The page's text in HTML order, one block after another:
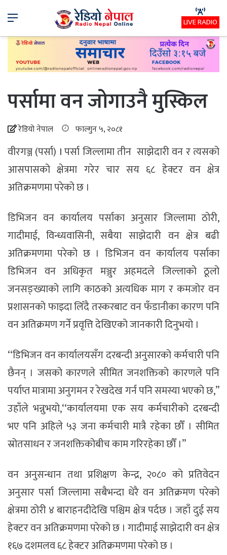
Menu LIVE RADIO
पर्सामा वन जोगाउनै मुस्किल
रेडियो नेपाल फाल्गुन ५, २०८१
वीरगञ्ज (पर्सा) I पर्सा जिल्लामा तीन साझेदारी वन र त्यसको
आसपासको क्षेत्रमा गरेर चार सय ६८ हेक्टर वन क्षेत्र
अतिक्रमणमा परेको छ ।
डिभिजन वन कार्यालय पर्साका अनुसार जिल्लामा ठोरी,
गादीमाई, विन्ध्यवासिनी, सबैया साझेदारी वन क्षेत्र बढी
अतिक्रमणमा परेको छ । डिभिजन वन कार्यालय पर्साका
डिभिजन वन अधिकृत मञ्जुर अहमदले जिल्लाको ठूलो
जनसङ्ख्याको लागि काठको अत्यधिक माग र कमजोर वन
प्रशासनको फाइदा लिँदै तस्करबाट वन फँडानीका कारण पनि
वन अतिक्रमण गर्ने प्रवृत्ति देखिएको जानकारी दिनुभयो ।
‘‘डिभिजन वन कार्यालयसँग दरबन्दी अनुसारको कर्मचारी पनि
छैनन् । जसको कारणले सीमित जनशक्तिको कारणले पनि
पर्याप्त मात्रामा अनुगमन र रेखदेख गर्न पनि समस्या भएको छ,’’
उहाँले भन्नुभयो,‘‘कार्यालयमा एक सय कर्मचारीको दरबन्दी
भए पनि अहिले ५३ जना कर्मचारी मात्रै रहेका छौँ । सीमित
स्रोतसाधन र जनशक्तिकोबीच काम गरिरहेका छौँ ।’’
वन अनुसन्धान तथा प्रशिक्षण केन्द्र, २०८० को प्रतिवेदन
अनुसार पर्सा जिल्लामा सबैभन्दा धेरै वन अतिक्रमण परेको
क्षेत्रमा ठोरी ४ बाराहनदीदेखि पश्चिम क्षेत्र पर्दछ । जहाँ दुई सय
हेक्टर वन अतिक्रमणमा परेको छ । गादीमाई साझेदारी वन क्षेत्र
१६७ दशमलव ६८ हेक्टर अतिक्रमणमा परेको छ ।